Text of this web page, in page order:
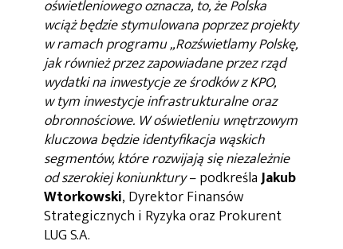
oświetleniowego oznacza, to, że Polska
wciąż będzie stymulowana poprzez projekty
w ramach programu „Rozświetlamy Polskę,
jak również przez zapowiadane przez rząd
wydatki na inwestycje ze środków z KPO,
w tym inwestycje infrastrukturalne oraz
obronnościowe. W oświetleniu wnętrzowym
kluczowa będzie identyfikacja wąskich
segmentów, które rozwijają się niezależnie
od szerokiej koniunktury– podkreślaJakub
Wtorkowski, Dyrektor Finansów
Strategicznych i Ryzyka oraz Prokurent
LUG S.A.